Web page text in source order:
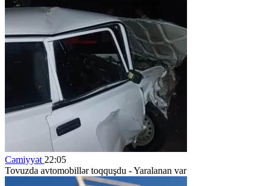
Cəmiyyət 22:05
Tovuzda avtomobillər toqquşdu - Yaralanan var